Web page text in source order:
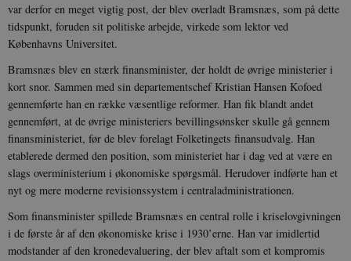
var derfor en meget vigtig post, der blev overladt Bramsnæs, som på dette
tidspunkt, foruden sit politiske arbejde, virkede som lektor ved
Københavns Universitet.
Bramsnæs blev en stærk finansminister, der holdt de øvrige ministerier i
kort snor. Sammen med sin departementschef Kristian Hansen Kofoed
gennemførte han en række væsentlige reformer. Han fik blandt andet
gennemført, at de øvrige ministeriers bevillingsønsker skulle gå gennem
finansministeriet, før de blev forelagt Folketingets finansudvalg. Han
etablerede dermed den position, som ministeriet har i dag ved at være en
slags overministerium i økonomiske spørgsmål. Herudover indførte han et
nyt og mere moderne revisionssystem i centraladministrationen.
Som finansminister spillede Bramsnæs en central rolle i kriselovgivningen
i de første år af den økonomiske krise i 1930’erne. Han var imidlertid
modstander af den kronedevaluering, der blev aftalt som et kompromis